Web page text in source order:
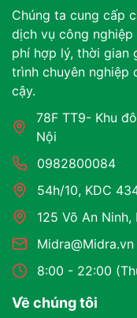
Chúng ta cung cấp
dịch vụ công
phí hợp lý, thời gian
trình chuyên nghiệp
cậy.
78F TT9- Khu
Nội
0982800084
54h/10, KDC
125 Võ An Ninh,
Midra@Midra.vn
8:00 - 22:00
Về chúng tôi